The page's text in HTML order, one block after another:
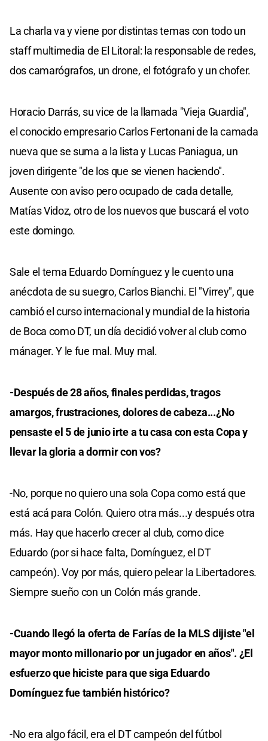
La charla va y viene por distintas temas con todo un
staff multimedia de El Litoral: la responsable de redes,
dos camarógrafos, un drone, el fotógrafo y un chofer.
Horacio Darrás, su vice de la llamada "Vieja Guardia",
el conocido empresario Carlos Fertonani de la camada
nueva que se suma a la lista y Lucas Paniagua, un
joven dirigente "de los que se vienen haciendo".
Ausente con aviso pero ocupado de cada detalle,
Matías Vidoz, otro de los nuevos que buscará el voto
este domingo.
Sale el tema Eduardo Domínguez y le cuento una
anécdota de su suegro, Carlos Bianchi. El "Virrey", que
cambió el curso internacional y mundial de la historia
de Boca como DT, un día decidió volver al club como
mánager. Y le fue mal. Muy mal.
-Después de 28 años, finales perdidas, tragos
amargos, frustraciones, dolores de cabeza...¿No
pensaste el 5 de junio irte a tu casa con esta Copa y
llevar la gloria a dormir con vos?
-No, porque no quiero una sola Copa como está que
está acá para Colón. Quiero otra más...y después otra
más. Hay que hacerlo crecer al club, como dice
Eduardo (por si hace falta, Domínguez, el DT
campeón). Voy por más, quiero pelear la Libertadores.
Siempre sueño con un Colón más grande.
-Cuando llegó la oferta de Farías de la MLS dijiste "el
mayor monto millonario por un jugador en años". ¿El
esfuerzo que hiciste para que siga Eduardo
Domínguez fue también histórico?
-No era algo fácil, era el DT campeón del fútbol